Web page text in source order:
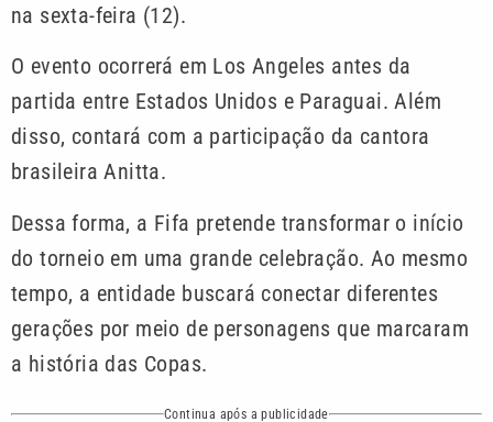
na sexta-feira (12).
O evento ocorrerá em Los Angeles antes da
partida entre Estados Unidos e Paraguai. Além
disso, contará com a participação da cantora
brasileira Anitta.
Dessa forma, a Fifa pretende transformar o início
do torneio em uma grande celebração. Ao mesmo
tempo, a entidade buscará conectar diferentes
gerações por meio de personagens que marcaram
a história das Copas.
Continua após a publicidade